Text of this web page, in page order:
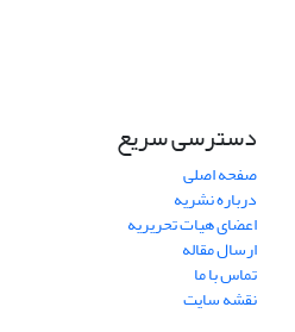
دسترسی سریع
صفحه اصلی
درباره نشریه
اعضای هیات تحریریه
ارسال مقاله
تماس با ما
نقشه سایت